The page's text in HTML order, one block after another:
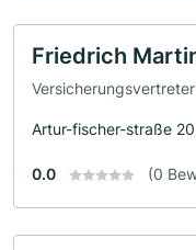
Friedrich
Artur-fischer-straße
0.0 (0